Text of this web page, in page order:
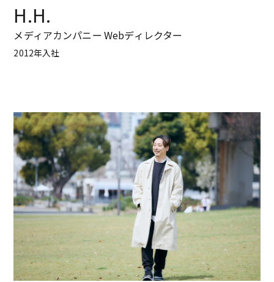
H.H.
メディアカンパニー Webディレクター
2012年入社